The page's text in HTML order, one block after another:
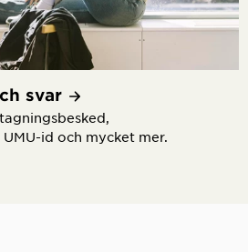
svar
id och mycket mer.